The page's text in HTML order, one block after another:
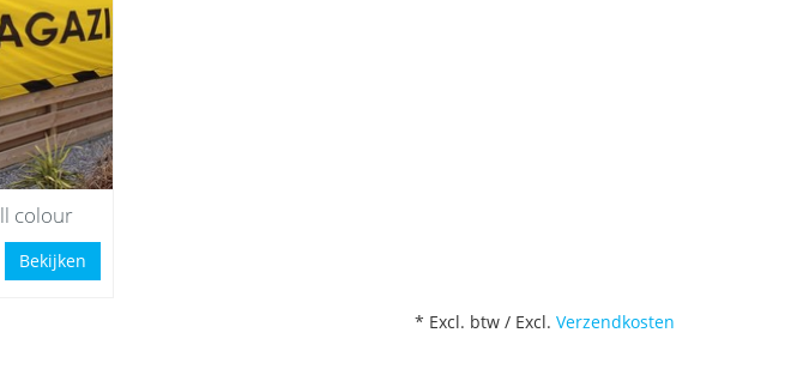
colour
Bekijken
* Excl. btw / Excl. Verzendkosten